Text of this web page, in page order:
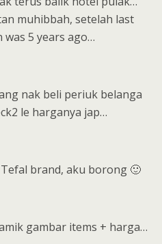
muhibbah, setelah last
5 years ago…
nak beli periuk belanga
le harganya jap…
brand, aku borong 🙂
gambar items + harga…